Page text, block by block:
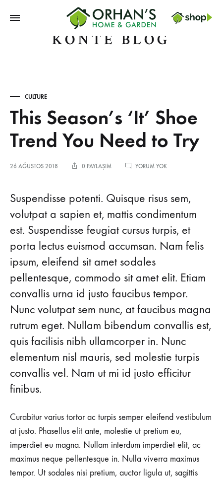
Orhans
KONTE BLOG
CULTURE
This Season’s ‘It’ Shoe
Trend You Need to Try
26 AĞUSTOS 2018 0 PAYLAŞIM YORUM YOK
Suspendisse potenti. Quisque risus sem,
volutpat a sapien et, mattis condimentum
est. Suspendisse feugiat cursus turpis, et
porta lectus euismod accumsan. Nam felis
ipsum, eleifend sit amet sodales
pellentesque, commodo sit amet elit. Etiam
convallis urna id justo faucibus tempor.
Nunc volutpat sem nunc, at faucibus magna
rutrum eget. Nullam bibendum convallis est,
quis facilisis nibh ullamcorper in. Nunc
elementum nisl mauris, sed molestie turpis
convallis vel. Nam ut mi id justo efficitur
finibus.
Curabitur varius tortor ac turpis semper eleifend vestibulum
at justo. Phasellus elit ante, molestie ut pretium eu,
imperdiet eu magna. Nullam interdum imperdiet elit, ac
maximus neque pellentesque in. Nulla viverra maximus
tempor. Ut sodales nisi pretium, auctor ligula ut, sagittis